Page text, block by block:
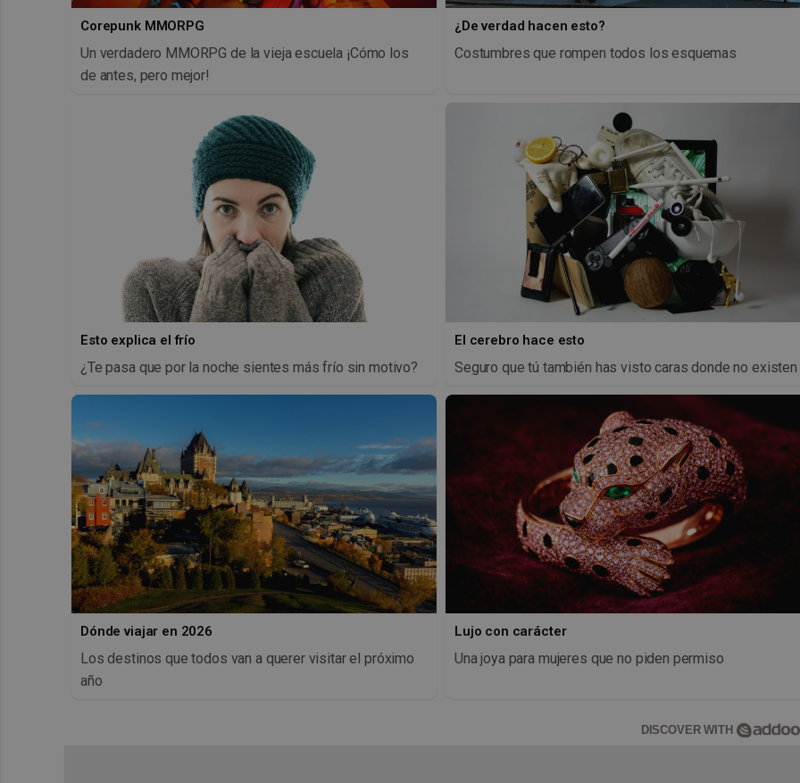
Corepunk MMORPG
Un verdadero MMORPG de la vieja escuela ¡Cómo los
de antes, pero mejor!
¿De verdad hacen esto?
Costumbres que rompen todos los esquemas
Esto explica el frío
¿Te pasa que por la noche sientes más frío sin motivo?
El cerebro hace esto
Seguro que tú también has visto caras donde no existen
Dónde viajar en 2026
Los destinos que todos van a querer visitar el próximo
año
Lujo con carácter
Una joya para mujeres que no piden permiso
DISCOVER WITH